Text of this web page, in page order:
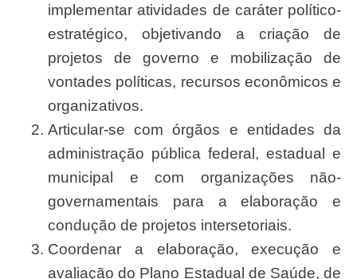
implementar atividades de caráter político-
estratégico, objetivando a criação de
projetos de governo e mobilização de
vontades políticas, recursos econômicos e
organizativos.
Articular-se com órgãos e entidades da
administração pública federal, estadual e
municipal e com organizações não-
governamentais para a elaboração e
condução de projetos intersetoriais.
Coordenar a elaboração, execução e
avaliação do Plano Estadual de Saúde, de